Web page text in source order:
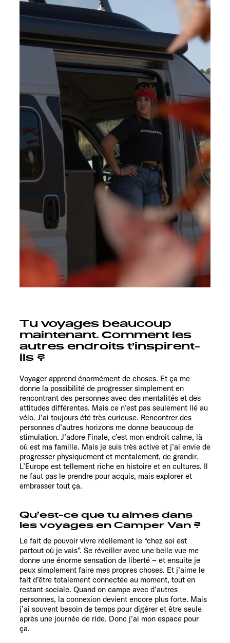
Tu voyages beaucoup
maintenant. Comment les
autres endroits t’inspirent-
ils ?
Voyager apprend énormément de choses. Et ça me
donne la possibilité de progresser simplement en
rencontrant des personnes avec des mentalités et des
attitudes différentes. Mais ce n’est pas seulement lié au
vélo. J’ai toujours été très curieuse. Rencontrer des
personnes d’autres horizons me donne beaucoup de
stimulation. J’adore Finale, c’est mon endroit calme, là
où est ma famille. Mais je suis très active et j’ai envie de
progresser physiquement et mentalement, de grandir.
L’Europe est tellement riche en histoire et en cultures. Il
ne faut pas le prendre pour acquis, mais explorer et
embrasser tout ça.
Qu’est-ce que tu aimes dans
les voyages en Camper Van ?
Le fait de pouvoir vivre réellement le “chez soi est
partout où je vais”. Se réveiller avec une belle vue me
donne une énorme sensation de liberté – et ensuite je
peux simplement faire mes propres choses. Et j’aime le
fait d’être totalement connectée au moment, tout en
restant sociale. Quand on campe avec d’autres
personnes, la connexion devient encore plus forte. Mais
j’ai souvent besoin de temps pour digérer et être seule
après une journée de ride. Donc j’ai mon espace pour
ça.